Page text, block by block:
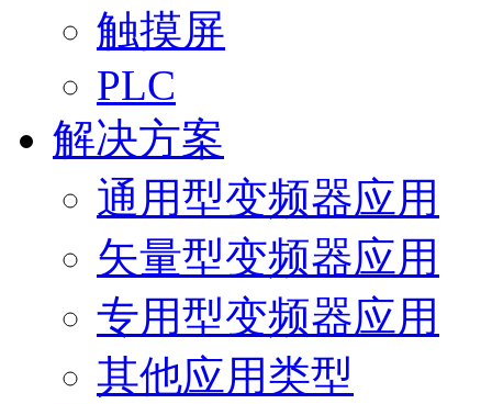
触摸屏
PLC
解决方案
通用型变频器应用
矢量型变频器应用
专用型变频器应用
其他应用类型